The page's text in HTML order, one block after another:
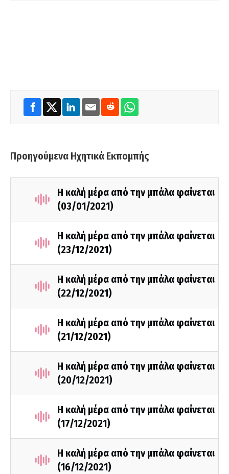
Προηγούμενα Ηχητικά Εκπομπής
Η καλή μέρα από την μπάλα φαίνεται
(03/01/2021)
Η καλή μέρα από την μπάλα φαίνεται
(23/12/2021)
Η καλή μέρα από την μπάλα φαίνεται
(22/12/2021)
Η καλή μέρα από την μπάλα φαίνεται
(21/12/2021)
Η καλή μέρα από την μπάλα φαίνεται
(20/12/2021)
Η καλή μέρα από την μπάλα φαίνεται
(17/12/2021)
Η καλή μέρα από την μπάλα φαίνεται
(16/12/2021)